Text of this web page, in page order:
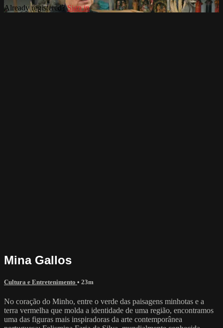
Already registered?Sign in
Mina Gallos
Cultura e Entretenimento • 23m
No coração do Minho, entre o verde das paisagens minhotas e a
terra vermelha que molda a identidade de uma região, encontramos
uma das figuras mais inspiradoras da arte contemporânea